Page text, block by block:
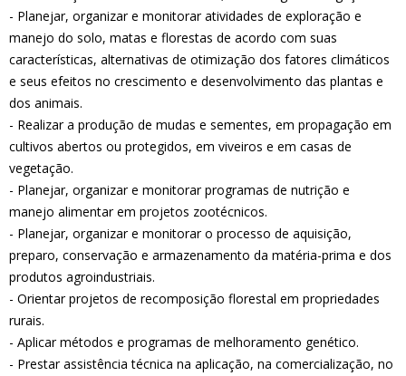
- Planejar, organizar e monitorar atividades de exploração e
manejo do solo, matas e florestas de acordo com suas
características, alternativas de otimização dos fatores climáticos
e seus efeitos no crescimento e desenvolvimento das plantas e
dos animais.
- Realizar a produção de mudas e sementes, em propagação em
cultivos abertos ou protegidos, em viveiros e em casas de
vegetação.
- Planejar, organizar e monitorar programas de nutrição e
manejo alimentar em projetos zootécnicos.
- Planejar, organizar e monitorar o processo de aquisição,
preparo, conservação e armazenamento da matéria-prima e dos
produtos agroindustriais.
- Orientar projetos de recomposição florestal em propriedades
rurais.
- Aplicar métodos e programas de melhoramento genético.
- Prestar assistência técnica na aplicação, na comercialização, no